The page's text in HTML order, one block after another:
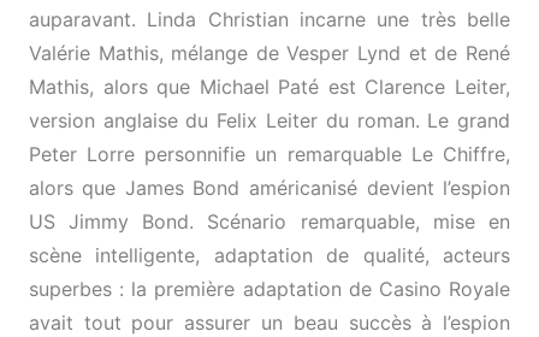
auparavant. Linda Christian incarne une très belle
Valérie Mathis, mélange de Vesper Lynd et de René
Mathis, alors que Michael Paté est Clarence Leiter,
version anglaise du Felix Leiter du roman. Le grand
Peter Lorre personnifie un remarquable Le Chiffre,
alors que James Bond américanisé devient l’espion
US Jimmy Bond. Scénario remarquable, mise en
scène intelligente, adaptation de qualité, acteurs
superbes : la première adaptation de Casino Royale
avait tout pour assurer un beau succès à l’espion